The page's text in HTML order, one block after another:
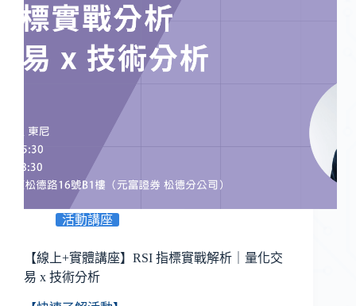
活動講座
【線上+實體講座】RSI 指標實戰解析｜量化交
易 x 技術分析